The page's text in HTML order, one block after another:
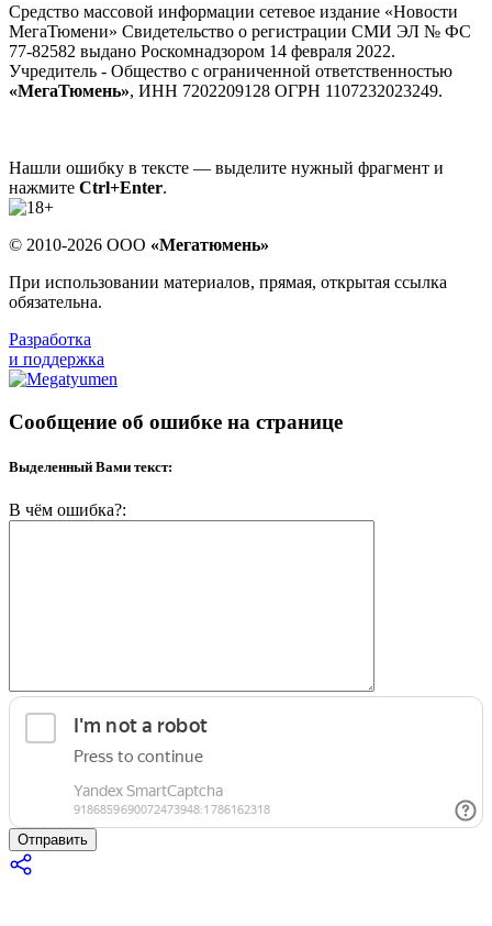
Средство массовой информации сетевое издание «Новости
МегаТюмени» Свидетельство о регистрации СМИ ЭЛ № ФС
77-82582 выдано Роскомнадзором 14 февраля 2022.
Учредитель - Общество с ограниченной ответственностью
«МегаТюмень», ИНН 7202209128 ОГРН 1107232023249.
Нашли ошибку в тексте — выделите нужный фрагмент и
нажмите Ctrl+Enter.
© 2010-2026 ООО «Мегатюмень»
При использовании материалов, прямая, открытая ссылка
обязательна.
Разработка
и поддержка
Сообщение об ошибке на странице
Выделенный Вами текст:
В чём ошибка?:
Отправить